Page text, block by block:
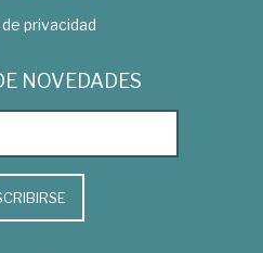
privacidad
NOVEDADES